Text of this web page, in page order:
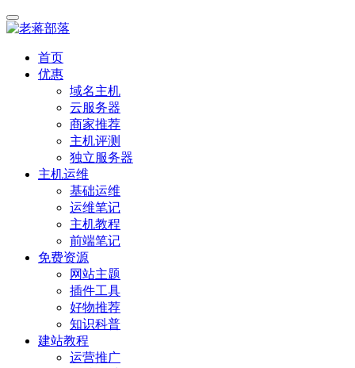
首页
优惠
域名主机
云服务器
商家推荐
主机评测
独立服务器
主机运维
基础运维
运维笔记
主机教程
前端笔记
免费资源
网站主题
插件工具
好物推荐
知识科普
建站教程
运营推广